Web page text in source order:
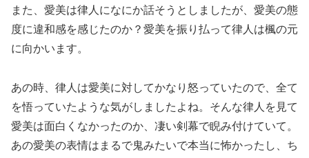
また、愛美は律人になにか話そうとしましたが、愛美の態
度に違和感を感じたのか？愛美を振り払って律人は楓の元
に向かいます。
あの時、律人は愛美に対してかなり怒っていたので、全て
を悟っていたような気がしましたよね。そんな律人を見て
愛美は面白くなかったのか、凄い剣幕で睨み付けていて。
あの愛美の表情はまるで鬼みたいで本当に怖かったし、ち